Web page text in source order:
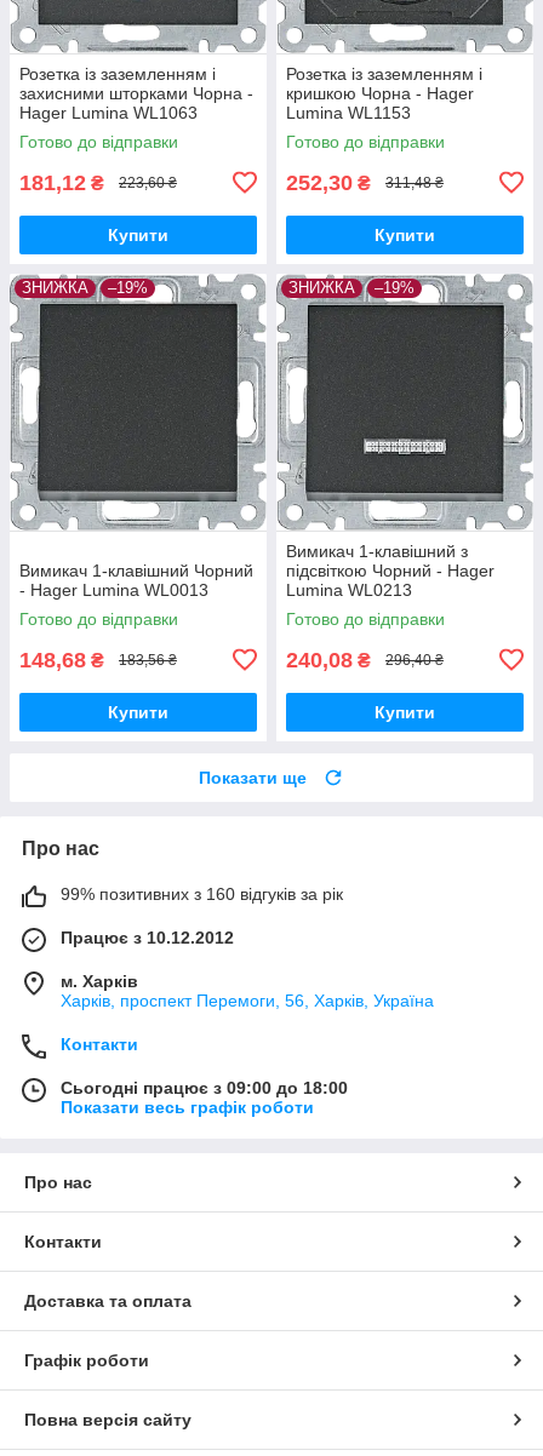
Розетка із заземленням і
захисними шторками Чорна -
Hager Lumina WL1063
Готово до відправки
181,12 ₴ 223,60 ₴
Купити
Розетка із заземленням і
кришкою Чорна - Hager
Lumina WL1153
Готово до відправки
252,30 ₴ 311,48 ₴
Купити
ЗНИЖКА –19%
Вимикач 1-клавішний Чорний
- Hager Lumina WL0013
Готово до відправки
148,68 ₴ 183,56 ₴
Купити
ЗНИЖКА –19%
Вимикач 1-клавішний з
підсвіткою Чорний - Hager
Lumina WL0213
Готово до відправки
240,08 ₴ 296,40 ₴
Купити
Показати ще
Про нас
99% позитивних з 160 відгуків за рік
Працює з 10.12.2012
м. Харків
Харків, проспект Перемоги, 56, Харків, Україна
Контакти
Сьогодні працює з 09:00 до 18:00
Показати весь графік роботи
Про нас
Контакти
Доставка та оплата
Графік роботи
Повна версія сайту